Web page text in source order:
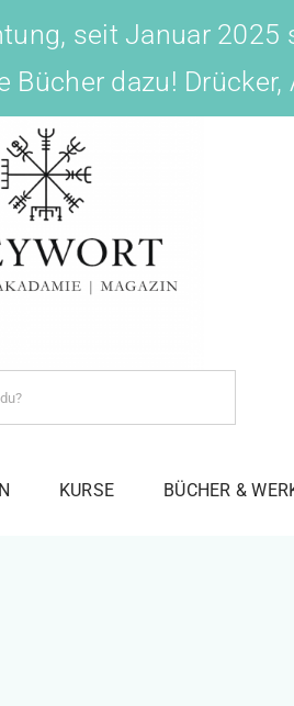
seit Januar 2025
Bücher dazu!
KURSE BÜCHER &